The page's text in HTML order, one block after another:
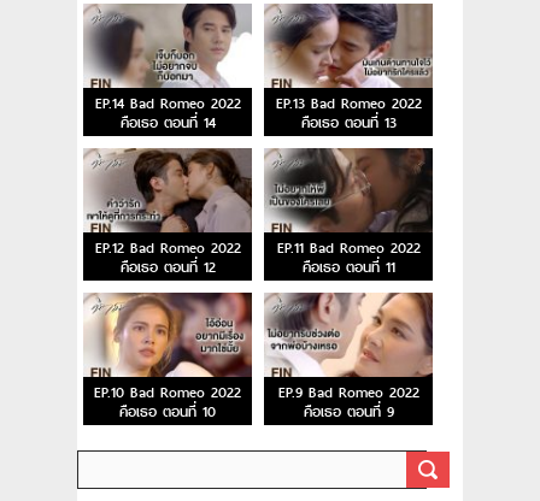
EP.14 Bad Romeo 2022
คือเธอ ตอนที่ 14
EP.13 Bad Romeo 2022
คือเธอ ตอนที่ 13
EP.12 Bad Romeo 2022
คือเธอ ตอนที่ 12
EP.11 Bad Romeo 2022
คือเธอ ตอนที่ 11
EP.10 Bad Romeo 2022
คือเธอ ตอนที่ 10
EP.9 Bad Romeo 2022
คือเธอ ตอนที่ 9